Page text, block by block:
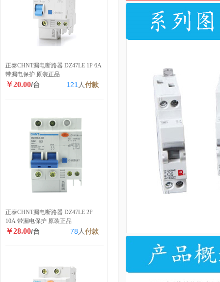
正泰CHNT漏电断路器 DZ47LE 1P 6A
带漏电保护 原装正品
￥20.00/台 121 人付款
正泰CHNT漏电断路器 DZ47LE 2P
10A 带漏电保护 原装正品
￥28.00/台 78 人付款